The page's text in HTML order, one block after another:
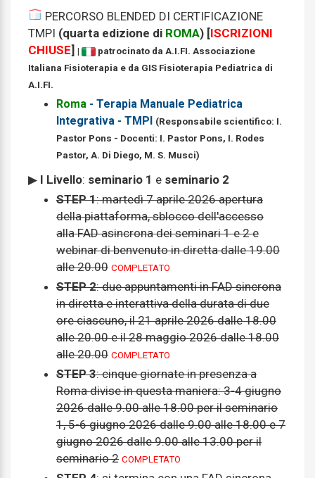
PERCORSO BLENDED DI CERTIFICAZIONE
TMPI (quarta edizione di ROMA) [ISCRIZIONI
CHIUSE] |
patrocinato da A.I.FI. Associazione
Italiana Fisioterapia e da GIS Fisioterapia Pediatrica di
A.I.FI.
Roma - Terapia Manuale Pediatrica
Integrativa - TMPI
(Responsabile scientifico: I.
Pastor Pons - Docenti: I. Pastor Pons, I. Rodes
Pastor, A. Di Diego, M. S. Musci)
▶ I Livello: seminario 1 e seminario 2
STEP 1: martedì 7 aprile 2026 apertura
della piattaforma, sblocco dell'accesso
alla FAD asincrona dei seminari 1 e 2 e
webinar di benvenuto in diretta dalle 19.00
alle 20.00 COMPLETATO
STEP 2: due appuntamenti in FAD sincrona
in diretta e interattiva della durata di due
ore ciascuno, il 21 aprile 2026 dalle 18.00
alle 20.00 e il 28 maggio 2026 dalle 18.00
alle 20.00 COMPLETATO
STEP 3: cinque giornate in presenza a
Roma divise in questa maniera: 3-4 giugno
2026 dalle 9.00 alle 18.00 per il seminario
1, 5-6 giugno 2026 dalle 9.00 alle 18.00 e 7
giugno 2026 dalle 9.00 alle 13.00 per il
seminario 2 COMPLETATO